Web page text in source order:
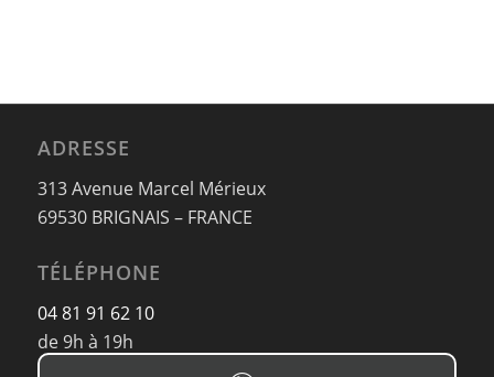
ADRESSE
313 Avenue Marcel Mérieux
69530 BRIGNAIS – FRANCE
TÉLÉPHONE
04 81 91 62 10
de 9h à 19h